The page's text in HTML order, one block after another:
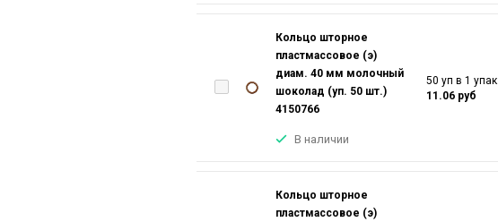
Кольцо шторное
пластмассовое (э)
диам. 40 мм молочный
шоколад (уп. 50 шт.)
4150766
В наличии
50 уп в 1 упак
11.06 руб
Кольцо шторное
пластмассовое (э)